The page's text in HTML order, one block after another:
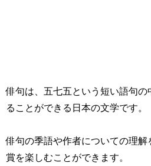
俳句は、五七五という短い語句
ることができる日本の文学です。
俳句の季語や作者についての理
賞を楽しむことができます。